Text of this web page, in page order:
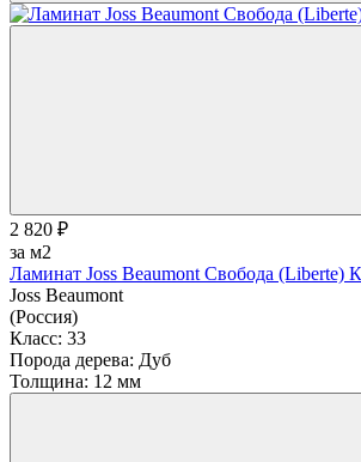
2 820 ₽
за м2
Ламинат Joss Beaumont Свобода (Liberte)
Joss Beaumont
(Россия)
Класс: 33
Порода дерева: Дуб
Толщина: 12 мм